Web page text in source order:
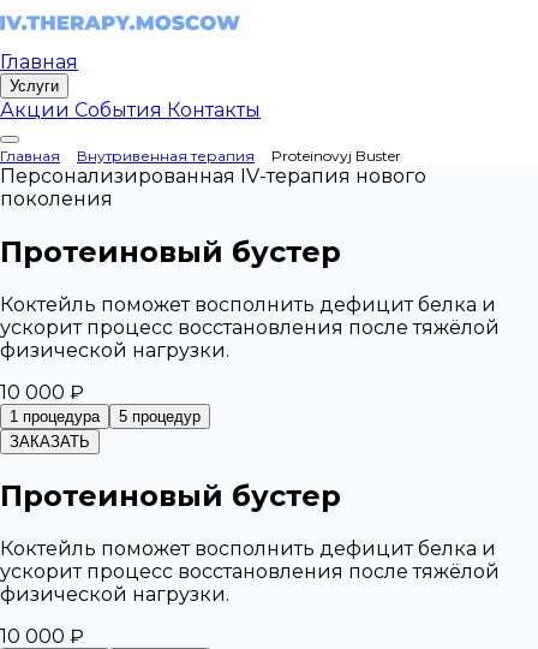
Главная
Услуги
Акции События Контакты
Главная Внутривенная терапия Proteinovyj Buster
Персонализированная IV-терапия нового
поколения
Протеиновый бустер
Коктейль поможет восполнить дефицит белка и
ускорит процесс восстановления после тяжёлой
физической нагрузки.
10 000 ₽
1 процедура
5 процедур
ЗАКАЗАТЬ
Протеиновый бустер
Коктейль поможет восполнить дефицит белка и
ускорит процесс восстановления после тяжёлой
физической нагрузки.
10 000 ₽